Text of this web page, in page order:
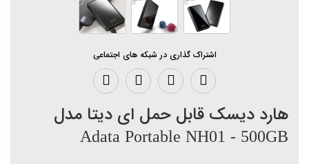
اشتراک گذاری در شبکه های اجتماعی
هارد دیسک قابل حمل ای دیتا مدل
Adata Portable NH01 - 500GB